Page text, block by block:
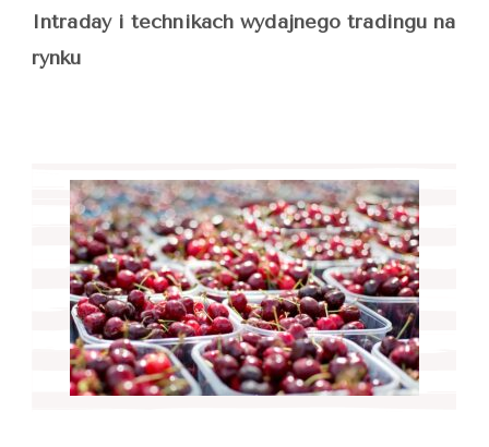
Intraday i technikach wydajnego tradingu na
rynku